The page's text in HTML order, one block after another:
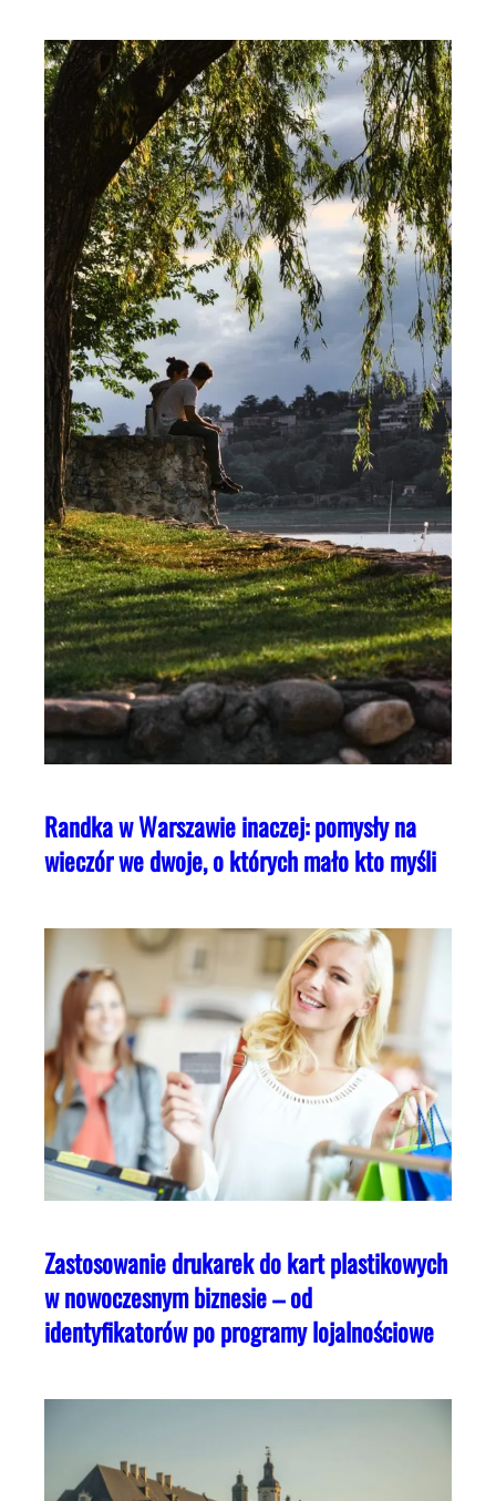
Randka w Warszawie inaczej: pomysły na
wieczór we dwoje, o których mało kto myśli
Zastosowanie drukarek do kart plastikowych
w nowoczesnym biznesie – od
identyfikatorów po programy lojalnościowe